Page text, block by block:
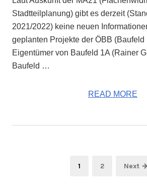
Stadtteilplanung) gibt es derzeit
2021/2022) keine neuen
geplanten Projekte der ÖBB (Baufeld
Eigentümer von Baufeld 1A (Rainer
Baufeld …
READ MORE
Page
1 Page
2 Next →